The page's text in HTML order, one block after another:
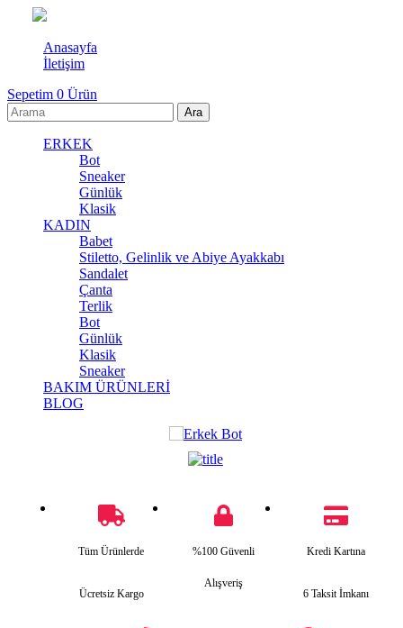
Anasayfa
İletişim
Sepetim 0 Ürün
ERKEK
Bot
Sneaker
Günlük
Klasik
KADIN
Babet
Stiletto, Gelinlik ve Abiye Ayakkabı
Sandalet
Çanta
Terlik
Bot
Günlük
Klasik
Sneaker
BAKIM ÜRÜNLERİ
BLOG
Tüm Ürünlerde
Ücretsiz Kargo
%100 Güvenli
Alışveriş
Kredi Kartına
6 Taksit İmkanı